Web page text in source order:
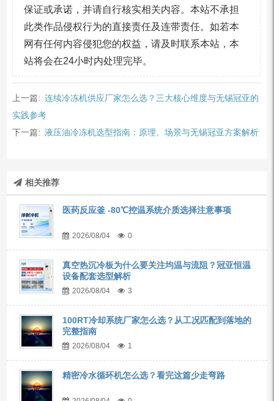
保证或承诺，并请自行核实相关内容。本站不承担
此类作品侵权行为的直接责任及连带责任。如若本
网有任何内容侵犯您的权益，请及时联系本站，本
站将会在24小时内处理完毕。
上一篇: 连续冷冻机供应厂家怎么选？三大核心维度与无锡冠亚的
实践参考
下一篇: 液压油冷冻机选型指南：原理、场景与无锡冠亚方案解析
相关推荐
医药反应釜 -80℃控温系统介质选择注意事项
2026/08/04 0
真空热沉冷板为什么要关注均温与流阻？冠亚恒温
设备配套选型解析
2026/08/04 3
100RT冷却系统厂家怎么选？从工况匹配到落地的
完整指南
2026/08/04 1
精密冷水循环机怎么选？看完这篇少走弯路